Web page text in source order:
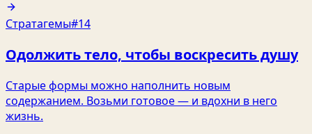
Стратагемы#14
Одолжить тело, чтобы воскресить душу
Старые формы можно наполнить новым
содержанием. Возьми готовое — и вдохни в него
жизнь.